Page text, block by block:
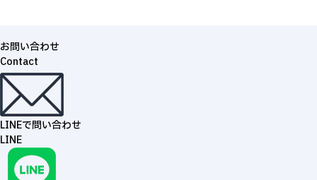
お問い合わせ
Contact
LINEで問い合わせ
LINE